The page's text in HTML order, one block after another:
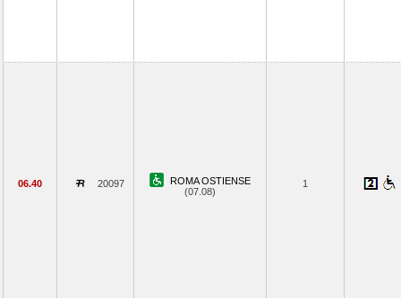
06.40 20097
ROMA OSTIENSE
(07.08)
1